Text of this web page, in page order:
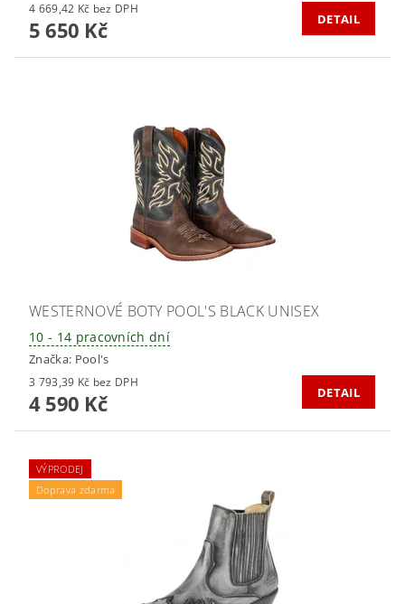
4 669,42 Kč bez DPH
5 650 Kč DETAIL
WESTERNOVÉ BOTY POOL'S BLACK UNISEX
10 - 14 pracovních dní
Značka: Pool's
3 793,39 Kč bez DPH
4 590 Kč DETAIL
VÝPRODEJ
Doprava zdarma